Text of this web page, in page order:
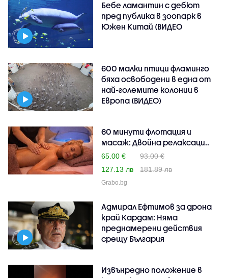
Бебе ламантин с дебют
пред публика в зоопарк в
Южен Китай (ВИДЕО
600 малки птици фламинго
бяха освободени в една от
най-големите колонии в
Европа (ВИДЕО)
60 минути флотация и
масаж: Двойна релаксаци..
65.00 €
93.00 €
127.13 лв
181.89 лв
Grabo.bg
Адмирал Ефтимов за дрона
край Кардам: Няма
преднамерени действия
срещу България
Извънредно положение в